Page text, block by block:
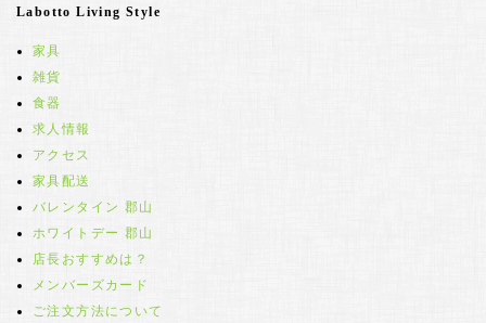
Labotto Living Style
家具
雑貨
食器
求人情報
アクセス
家具配送
バレンタイン 郡山
ホワイトデー 郡山
店長おすすめは？
メンバーズカード
ご注文方法について